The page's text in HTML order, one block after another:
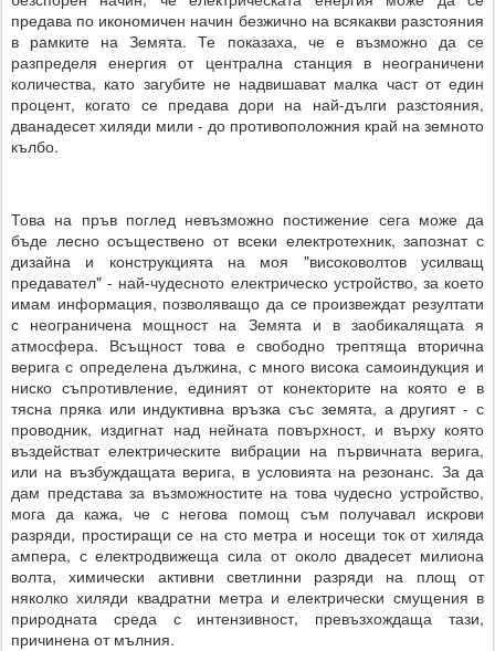
предава по икономичен начин безжично на всякакви разстояния
в рамките на Земята. Те показаха, че е възможно да се
разпределя енергия от централна станция в неограничени
количества, като загубите не надвишават малка част от един
процент, когато се предава дори на най-дълги разстояния,
дванадесет хиляди мили - до противоположния край на земното
кълбо.
Това на пръв поглед невъзможно постижение сега може да
бъде лесно осъществено от всеки електротехник, запознат с
дизайна и конструкцията на моя "високоволтов усилващ
предавател" - най-чудесното електрическо устройство, за което
имам информация, позволяващо да се произвеждат резултати
с неограничена мощност на Земята и в заобикалящата я
атмосфера. Всъщност това е свободно трептяща вторична
верига с определена дължина, с много висока самоиндукция и
ниско съпротивление, единият от конекторите на която е в
тясна пряка или индуктивна връзка със земята, а другият - с
проводник, издигнат над нейната повърхност, и върху която
въздействат електрическите вибрации на първичната верига,
или на възбуждащата верига, в условията на резонанс. За да
дам представа за възможностите на това чудесно устройство,
мога да кажа, че с негова помощ съм получавал искрови
разряди, простиращи се на сто метра и носещи ток от хиляда
ампера, с електродвижеща сила от около двадесет милиона
волта, химически активни светлинни разряди на площ от
няколко хиляди квадратни метра и електрически смущения в
природната среда с интензивност, превъзхождаща тази,
причинена от мълния.